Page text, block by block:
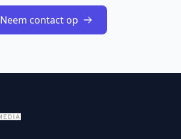
Neem contact op